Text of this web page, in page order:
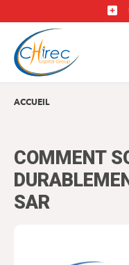
au
contenu
principal
ACCUEIL
COMMENT
SAR